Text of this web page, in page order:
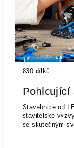
830 dílků
Pohlcující
Stavebnice od
stavitelské
se skutečným